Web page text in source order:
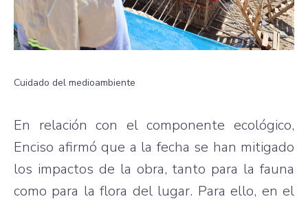
Cuidado del medioambiente
En relación con el componente ecológico,
Enciso afirmó que a la fecha se han mitigado
los impactos de la obra, tanto para la fauna
como para la flora del lugar. Para ello, en el